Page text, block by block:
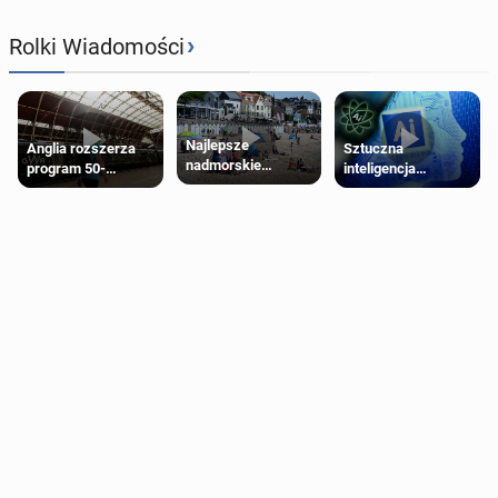
Rolki Wiadomości›
Anglia rozszerza
program 50-
procentowych
Najlepsze
nadmorskie
miasteczko blisko
Sztuczna
inteligencja
próbowała oszukać